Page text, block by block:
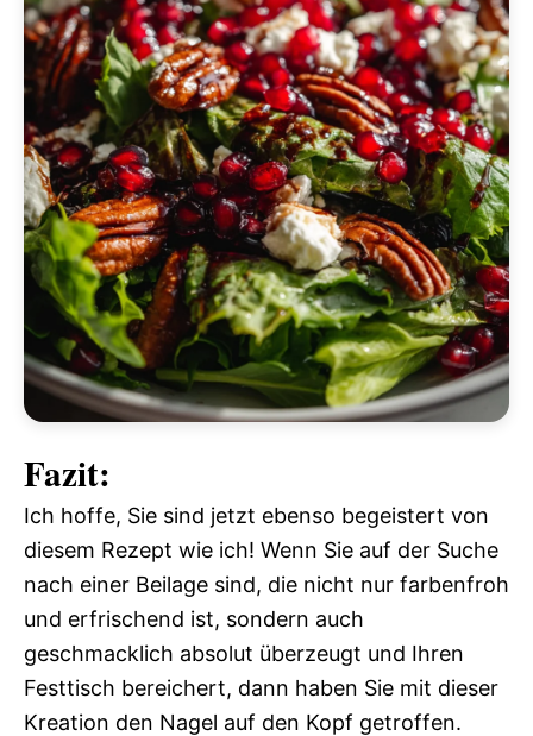
Fazit:
Ich hoffe, Sie sind jetzt ebenso begeistert von
diesem Rezept wie ich! Wenn Sie auf der Suche
nach einer Beilage sind, die nicht nur farbenfroh
und erfrischend ist, sondern auch
geschmacklich absolut überzeugt und Ihren
Festtisch bereichert, dann haben Sie mit dieser
Kreation den Nagel auf den Kopf getroffen.